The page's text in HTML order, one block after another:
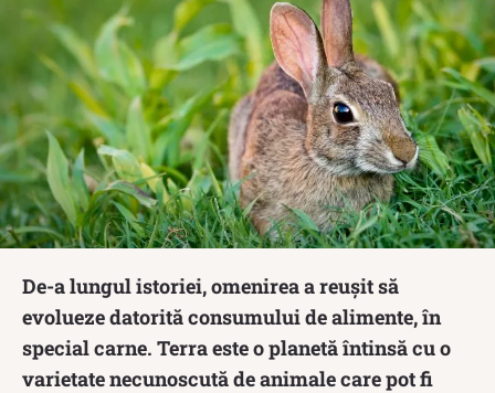
De-a lungul istoriei, omenirea a reușit să
evolueze datorită consumului de alimente, în
special carne. Terra este o planetă întinsă cu o
varietate necunoscută de animale care pot fi